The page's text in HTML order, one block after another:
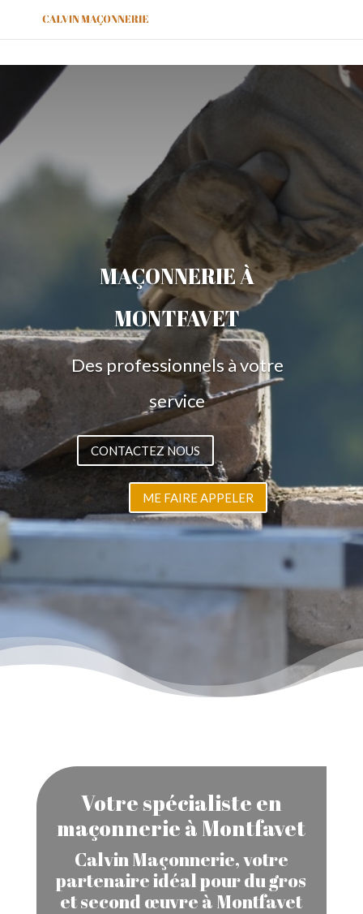
MAÇONNERIE À
MONTFAVET
Des professionnels à votre
service
CONTACTEZ NOUS
ME FAIRE APPELER
Votre spécialiste en
maçonnerie à Montfavet
Calvin Maçonnerie, votre
partenaire idéal pour du gros
et second œuvre à Montfavet